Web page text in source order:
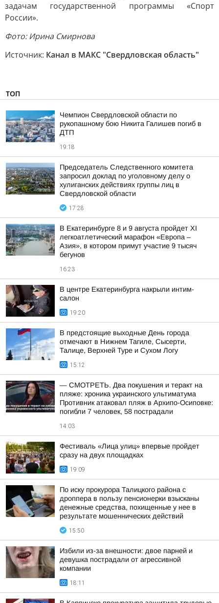
задачам государственной программы «Спорт
России».
Фото: Ирина Смирнова
Источник: Канал в МАКС "Свердловская область"
ТОП
Чемпион Свердловской области по
рукопашному бою Никита Галишев погиб в
ДТП
19:18
Председатель Следственного комитета
запросил доклад по уголовному делу о
хулиганских действиях группы лиц в
Свердловской области
17:28
В Екатеринбурге 8 и 9 августа пройдет XI
легкоатлетический марафон «Европа –
Азия», в котором примут участие 9 тысяч
бегунов
16:23
В центре Екатеринбурга накрыли интим-
салон
19:20
В предстоящие выходные День города
отмечают в Нижнем Тагиле, Сысерти,
Талице, Верхней Туре и Сухом Логу
15:12
— СМОТРЕТЬ. Два покушения и теракт на
пляже: хроника украинского ультиматума
Противник атаковал пляж в Архипо-Осиповке:
погибли 7 человек, 58 пострадали
14:03
Фестиваль «Лица улиц» впервые пройдет
сразу на двух площадках
19:09
По иску прокурора Талицкого района с
дроппера в пользу пенсионерки взысканы
денежные средства, похищенные у нее в
результате мошеннических действий
15:50
Избили из-за внешности: двое парней и
девушка пострадали от агрессивной
компании
18:11